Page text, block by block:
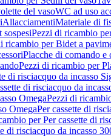
del vasoWC ad uso
AllacciamentiMateriale di
sospesiPezzi di ricambio
ricambio per Bidet a
Placche di comando e
Pezzi di ricambio per
di risciacquo da incasso
di risciacquo da
OmegaPezzi di
OmegaPer cassette di
per Per cassette di
di risciacquo da incasso